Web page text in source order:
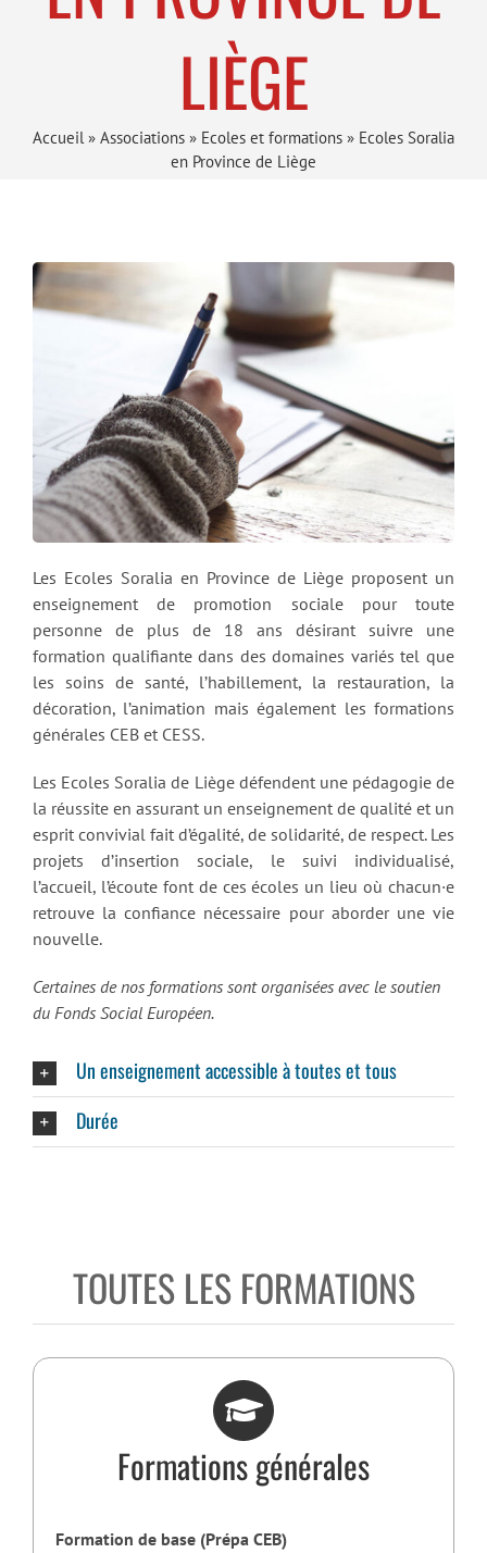
LIÈGE
Accueil » Associations » Ecoles et formations » Ecoles Soralia
en Province de Liège
Les Ecoles Soralia en Province de Liège proposent un
enseignement de promotion sociale pour toute
personne de plus de 18 ans désirant suivre une
formation qualifiante dans des domaines variés tel que
les soins de santé, l’habillement, la restauration, la
décoration, l’animation mais également les formations
générales CEB et CESS.
Les Ecoles Soralia de Liège défendent une pédagogie de
la réussite en assurant un enseignement de qualité et un
esprit convivial fait d’égalité, de solidarité, de respect. Les
projets d’insertion sociale, le suivi individualisé,
l’accueil, l’écoute font de ces écoles un lieu où chacun·e
retrouve la confiance nécessaire pour aborder une vie
nouvelle.
Certaines de nos formations sont organisées avec le soutien
du Fonds Social Européen.
Un enseignement accessible à toutes et tous
Durée
TOUTES LES FORMATIONS
Formations générales
Formation de base (Prépa CEB)